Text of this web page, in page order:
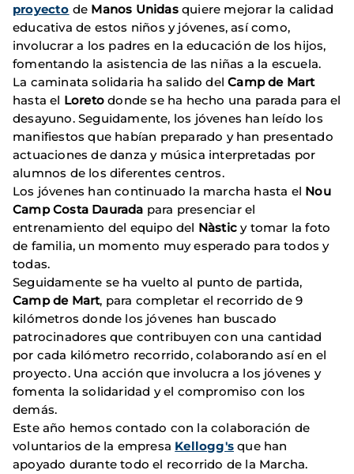
proyecto de Manos Unidasquiere mejorar la calidad
educativa de estos niños y jóvenes, así como,
involucrar a los padres en la educación de los hijos,
fomentando la asistencia de las niñas a la escuela.
La caminata solidaria ha salido delCamp de Mart
hasta el Loreto donde se ha hecho una parada para el
desayuno. Seguidamente, los jóvenes han leído los
manifiestos que habían preparado y han presentado
actuaciones de danza y música interpretadas por
alumnos de los diferentes centros.
Los jóvenes han continuado la marcha hasta el Nou
Camp Costa Daurada para presenciar el
entrenamiento del equipo del Nàstic y tomar la foto
de familia, un momento muy esperado para todos y
todas.
Seguidamente se ha vuelto al punto de partida,
Camp de Mart, para completar el recorrido de 9
kilómetros donde los jóvenes han buscado
patrocinadores que contribuyen con una cantidad
por cada kilómetro recorrido, colaborando así en el
proyecto. Una acción que involucra a los jóvenes y
fomenta la solidaridad y el compromiso con los
demás.
Este año hemos contado con la colaboración de
voluntarios de la empresa Kellogg's que han
apoyado durante todo el recorrido de la Marcha.